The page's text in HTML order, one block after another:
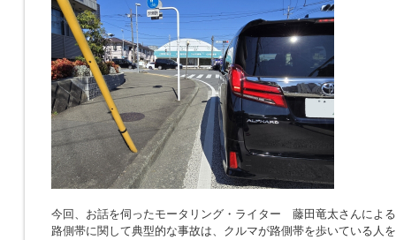
今回、お話を伺ったモータリング・ライター 藤田竜太さんによ
路側帯に関して典型的な事故は、クルマが路側帯を歩いている人